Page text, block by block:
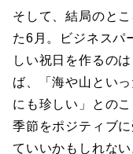
そして、結局のと
た6月。ビジネスパ
しい祝日を作るの
ば、「海や山とい
にも珍しい」との
季節をポジティブ
ていいかもしれない